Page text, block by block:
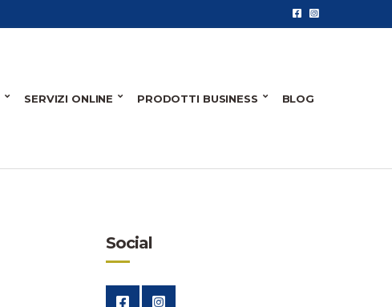
SERVIZI ONLINE PRODOTTI BUSINESS BLOG
Social